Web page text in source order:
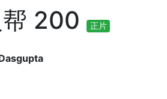
200 正片